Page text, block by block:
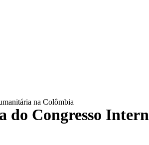
na Colômbia
Congresso